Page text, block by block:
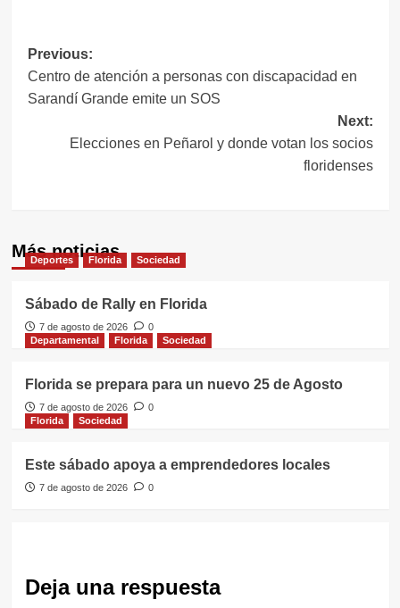
Navegación
de
Previous:
Centro de atención a personas con discapacidad en
Sarandí Grande emite un SOS
Next:
Elecciones en Peñarol y donde votan los socios
floridenses
Más noticias
Deportes Florida Sociedad
Sábado de Rally en Florida
7 de agosto de 2026
0
Departamental
Florida Sociedad
Florida se prepara para un nuevo 25 de Agosto
7 de agosto de 2026
0
Florida
Sociedad
Este sábado apoya a emprendedores locales
7 de agosto de 2026 0
Deja una respuesta